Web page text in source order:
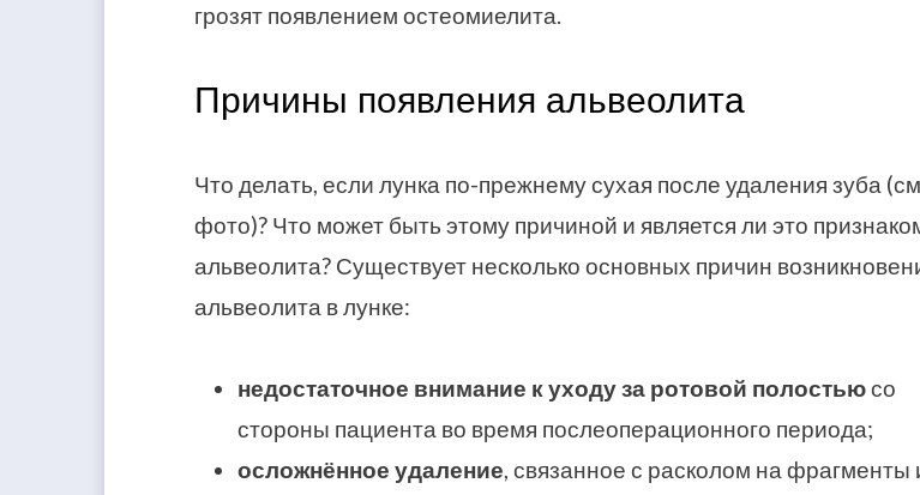
грозят появлением остеомиелита.
Причины появления альвеолита
Что делать, если лунка по-прежнему сухая после удаления зуба
фото)? Что может быть этому причиной и является ли это
альвеолита? Существует несколько основных причин
альвеолита в лунке:
недостаточное внимание к уходу за ротовой полостьюсо
стороны пациента во время послеоперационного периода;
осложнённое удаление, связанное с расколом на фрагменты